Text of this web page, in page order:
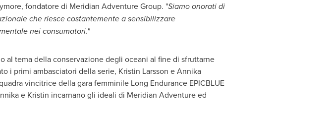
, fondatore di Meridian Adventure Group. "Siamo onorati di
che riesce costantemente a sensibilizzare
nei consumatori."
tema della conservazione degli oceani al fine di sfruttarne
i primi ambasciatori della serie, Kristin Larsson eAnnika
vincitrice della gara femminile Long Endurance EPICBLUE
e Kristin incarnano gli ideali di Meridian Adventure ed